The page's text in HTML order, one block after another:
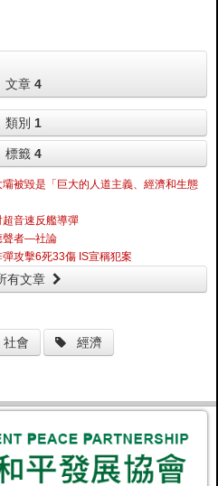
文章 4
類別 1
標籤 4
被毀是「巨大的人道主義、經濟和生態
音速反艦導彈
聲者—社論
攻擊6死33傷 IS宣稱犯案
有文章
社會 經濟